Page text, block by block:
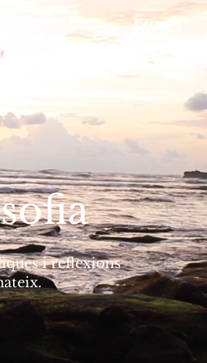
Cerca
i reflexions